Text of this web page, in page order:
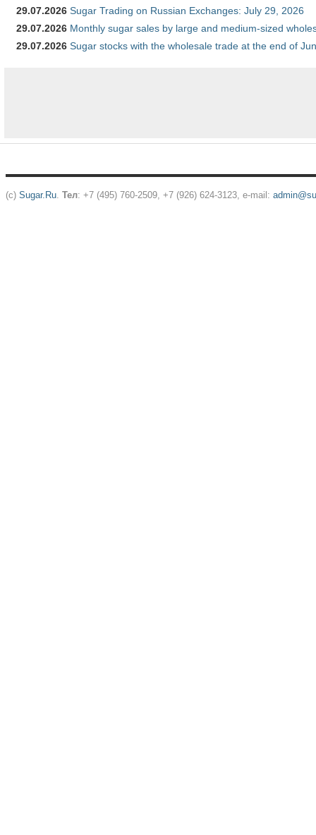
29.07.2026 Sugar Trading on Russian Exchanges: July 29, 2026
29.07.2026 Monthly sugar sales by large and medium-sized
29.07.2026 Sugar stocks with the wholesale trade at the end of
(c) Sugar.Ru. Тел: +7 (495) 760-2509, +7 (926) 624-3123, e-mail: